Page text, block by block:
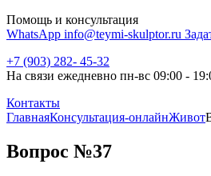
Помощь и консультация
WhatsApp info@teymi-skulptor.ru
+7 (903) 282- 45-32
На связи ежедневно пн-вс 09:00 -
Контакты
ГлавнаяКонсультация-онлайнЖивот
Вопрос №37